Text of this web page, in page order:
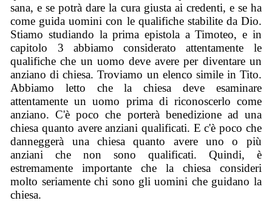
sana, e se potrà dare la cura giusta ai credenti, e se ha
come guida uomini con le qualifiche stabilite da Dio.
Stiamo studiando la prima epistola a Timoteo, e in
capitolo 3 abbiamo considerato attentamente le
qualifiche che un uomo deve avere per diventare un
anziano di chiesa. Troviamo un elenco simile in Tito.
Abbiamo letto che la chiesa deve esaminare
attentamente un uomo prima di riconoscerlo come
anziano. C'è poco che porterà benedizione ad una
chiesa quanto avere anziani qualificati. E c'è poco che
danneggerà una chiesa quanto avere uno o più
anziani che non sono qualificati. Quindi, è
estremamente importante che la chiesa consideri
molto seriamente chi sono gli uomini che guidano la
chiesa.